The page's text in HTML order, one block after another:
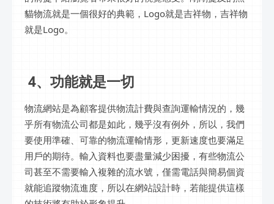
貓物流就是一個很好的典範，Logo就是吉祥物，吉祥物
就是Logo。
4、功能就是一切
物流網站是為顧客提供物流計費與查詢運輸情況的，幾
乎所有物流公司都是如此，幾乎沒有例外，所以，我們
要使用準確、可靠的物流運輸情形，更新速度也要滿足
用戶的期待。輸入資料也要盡量減少困擾，有些物流公
司甚至不需要輸入複雜的流水號，僅需電話與簡易個資
就能追蹤物流進度，所以在網站設計時，若能提供這樣